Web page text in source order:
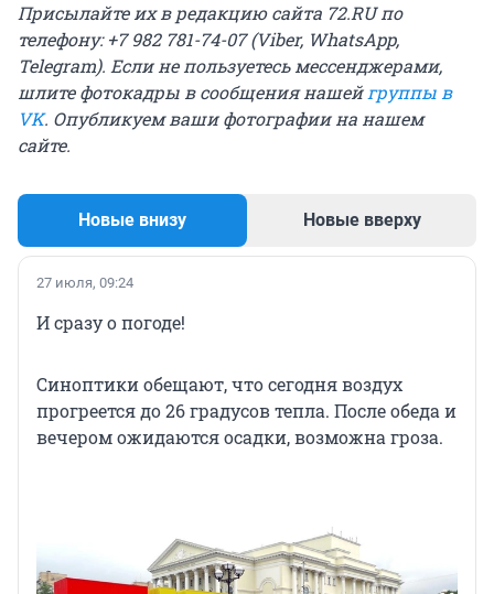
Присылайте их в редакцию сайта 72.RU по
телефону: +7 982 781-74-07 (Viber, WhatsApp,
Telegram). Если не пользуетесь мессенджерами,
шлите фотокадры в сообщения нашей группы в
VK. Опубликуем ваши фотографии на нашем
сайте.
Новые внизу Новые вверху
27 июля, 09:24
И сразу о погоде!
Синоптики обещают, что сегодня воздух
прогреется до 26 градусов тепла. После обеда и
вечером ожидаются осадки, возможна гроза.